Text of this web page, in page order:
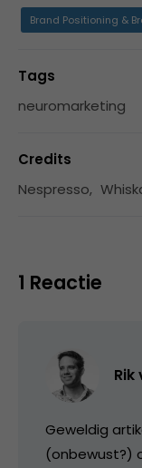
Brand Positioning &
Tags
neuromarketing
Credits
Nespresso,
1 Reactie
Geweldig
(onbewust?)